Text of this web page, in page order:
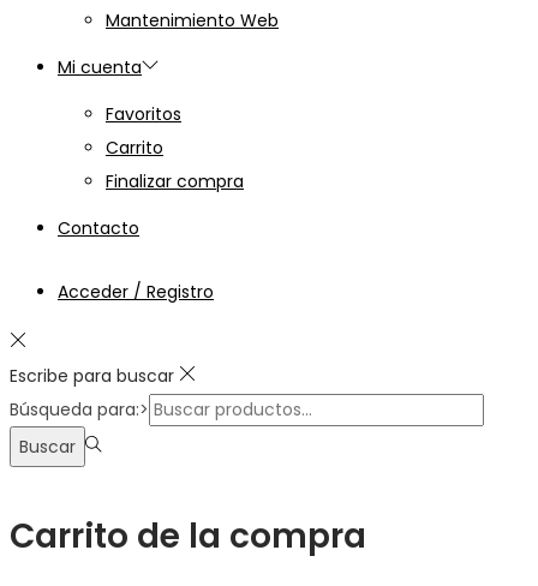
Mantenimiento Web
Mi cuenta
Favoritos
Carrito
Finalizar compra
Contacto
Acceder / Registro
Escribe para buscar
Búsqueda para:>
Buscar
Carrito de la compra